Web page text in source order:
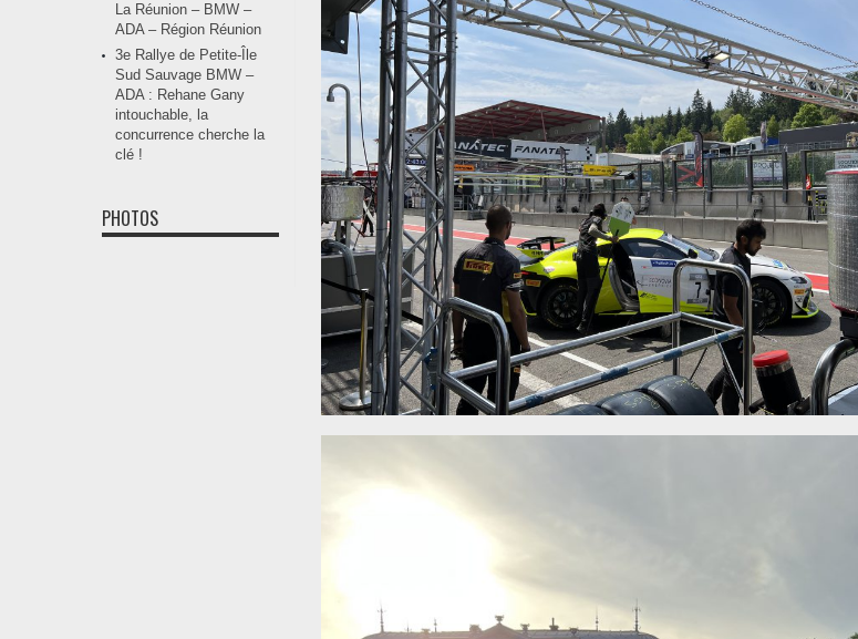
La Réunion – BMW –
ADA – Région Réunion
3e Rallye de Petite-Île
Sud Sauvage BMW –
ADA : Rehane Gany
intouchable, la
concurrence cherche la
clé !
PHOTOS